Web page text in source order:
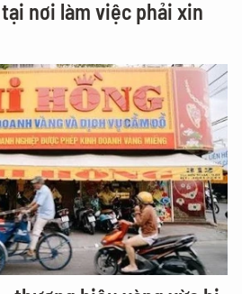
nơi làm việc phải xin